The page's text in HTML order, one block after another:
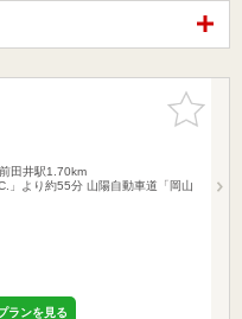
お気に入
りに追加
田井駅1.70km
」より約55分 山陽自動車道「岡山
ランを見る